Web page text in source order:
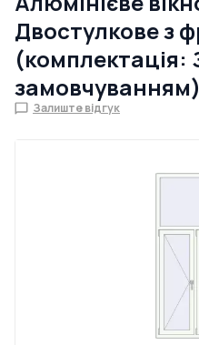
Двостулкове з
(комплектація:
замовчуванням)
Залиште відгук